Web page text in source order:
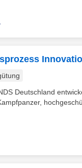
Deutschland